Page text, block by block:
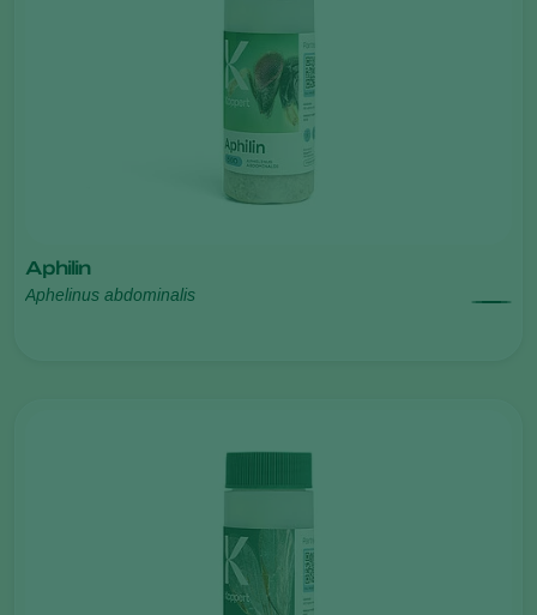
Aphilin
Aphelinus abdominalis